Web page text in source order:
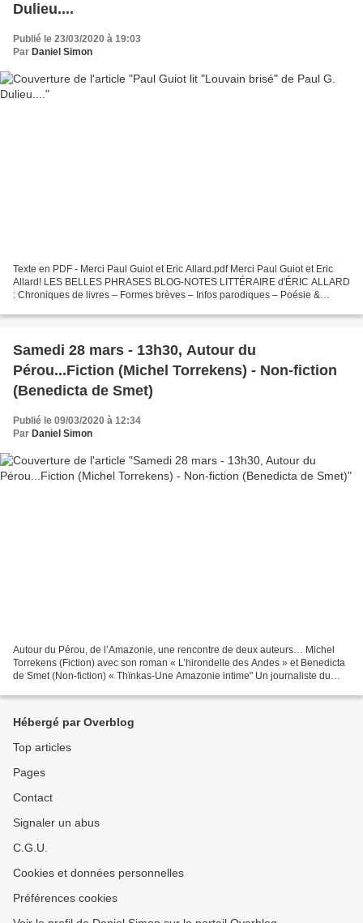
Dulieu....
Publié le 23/03/2020 à 19:03
Par Daniel Simon
Texte en PDF - Merci Paul Guiot et Eric Allard.pdf Merci Paul Guiot et Eric
Allard! LES BELLES PHRASES BLOG-NOTES LITTÉRAIRE d'ÉRIC ALLARD
: Chroniques de livres – Formes brèves – Infos parodiques – Poésie &
Samedi 28 mars - 13h30, Autour du
Pérou...Fiction (Michel Torrekens) - Non-fiction
(Benedicta de Smet)
Publié le 09/03/2020 à 12:34
Par Daniel Simon
Autour du Pérou, de l’Amazonie, une rencontre de deux auteurs… Michel
Torrekens (Fiction) avec son roman « L’hirondelle des Andes » et Benedicta
de Smet (Non-fiction) « Thïnkas-Une Amazonie intime" Un journaliste du
Hébergé par Overblog
Top articles
Pages
Contact
Signaler un abus
C.G.U.
Cookies et données personnelles
Préférences cookies